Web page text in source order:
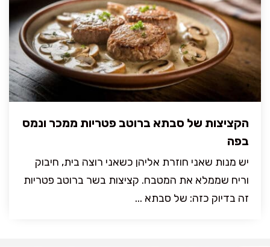
הקציצות של סבתא ברוטב פטריות ממכר ונמס
בפה
יש מנות שאני חוזרת אליהן כשאני רוצה בית, חיבוק
וריח שממלא את המטבח. קציצות בשר ברוטב פטריות
זה בדיוק כזה: של סבתא ...